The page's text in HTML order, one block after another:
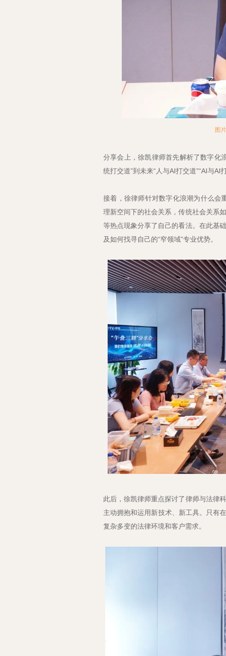
图
分享会上，徐凯律师首先解析了数字化
统打交道”到未来“人与AI打交道”“AI与AI
接着，徐律师针对数字化浪潮为什么会
理新空间下的社会关系，传统社会关系
等热点现象分享了自己的看法。在此基
及如何找寻自己的“窄领域”专业优势。
此后，徐凯律师重点探讨了律师与法律
主动拥抱和运用新技术、新工具。只有
复杂多变的法律环境和客户需求。